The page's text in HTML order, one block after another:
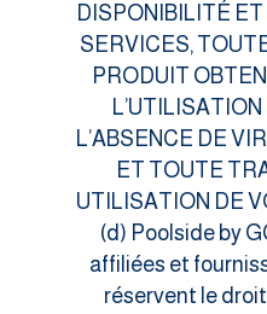
DISPONIBILITÉ
SERVICES,
PRODUIT
L’ABSENCE DE
ET TOUTE
UTILISATION DE
(d) Poolside by
affiliées et
réservent le